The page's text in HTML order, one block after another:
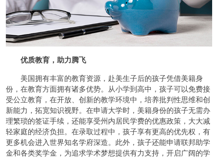
优质教育，助力腾飞
美国拥有丰富的教育资源，赴美生子后的孩子凭借美籍身
份，在教育方面拥有诸多优势。从小学到高中，孩子可以免费接
受公立教育，在开放、创新的教学环境中，培养批判性思维和创
新能力，拓宽知识视野。在申请大学时，美籍身份的孩子无需办
理繁琐的签证手续，还能享受州内居民学费的优惠政策，大大减
轻家庭的经济负担。在录取过程中，孩子享有更高的优先权，有
更多机会进入世界知名学府深造。此外，孩子还能申请联邦助学
金和各类奖学金，为追求学术梦想提供有力支持，开启广阔的学